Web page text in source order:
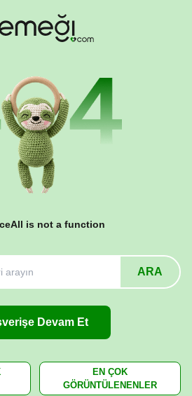
is not a function
ARA
Devam Et
EN ÇOK
GÖRÜNTÜLENENLER